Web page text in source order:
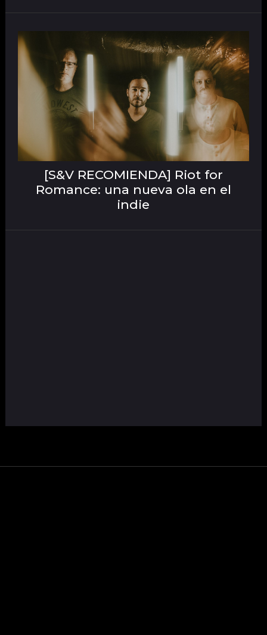
[S&V RECOMIENDA] Riot for
Romance: una nueva ola en el
indie